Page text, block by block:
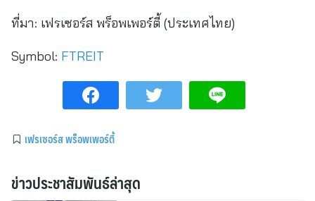
ที่มา: เฟรเซอร์ส พร็อพเพอร์ตี้ (ประเทศไทย)
Symbol: FTREIT
เฟรเซอร์ส พร็อพเพอร์ตี้
ข่าวประชาสัมพันธ์ล่าสุด